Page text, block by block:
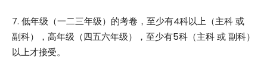
7. 低年级（一二三年级）的考卷，至少有4科以上（主科 或
副科），高年级（四五六年级），至少有5科（主科 或 副科）
以上才接受。